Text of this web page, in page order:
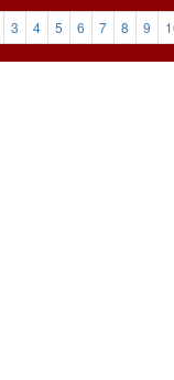
3 4 5 6 7 8 9